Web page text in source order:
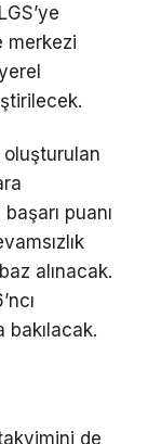
merkezi
puanı
alınacak.
bakılacak.
de